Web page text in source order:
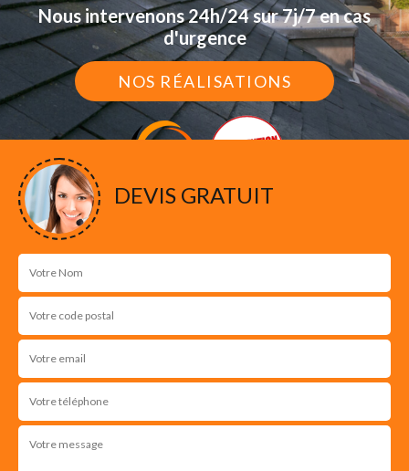
Nous intervenons 24h/24 sur 7j/7 en cas
d'urgence
NOS RÉALISATIONS
DEVIS GRATUIT